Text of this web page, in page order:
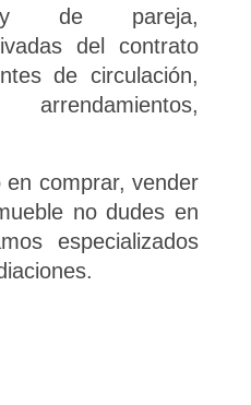
y de pareja,
del contrato
de circulación,
comprar, vender
no dudes en
especializados